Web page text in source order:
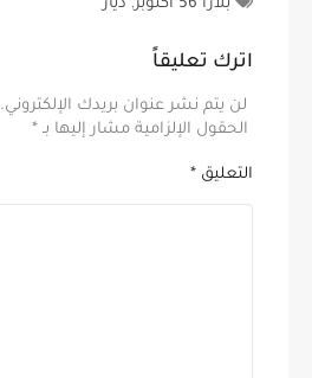
بلازا 56 أكتوبر , ديار
اترك تعليقاً
لن يتم نشر عنوان بريدك الإلكتروني.
الحقول الإلزامية مشار إليها بـ *
التعليق *